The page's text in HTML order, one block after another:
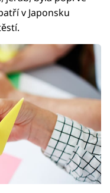
v Japonsku